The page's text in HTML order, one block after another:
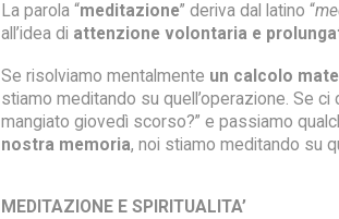
La parola “meditazione” deriva dal latino “
all’idea di attenzione volontaria e
Se risolviamo mentalmente un calcolo
stiamo meditando su quell’operazione. Se ci
mangiato giovedì scorso?” e passiamo
nostra memoria, noi stiamo meditando su
MEDITAZIONE E SPIRITUALITA’